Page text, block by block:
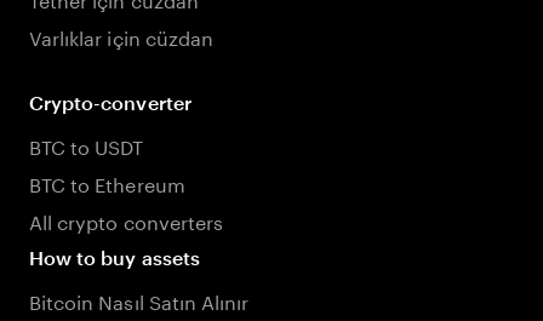
Varlıklar için cüzdan
Crypto-converter
BTC to USDT
BTC to Ethereum
All crypto converters
How to buy assets
Bitcoin Nasıl Satın Alınır